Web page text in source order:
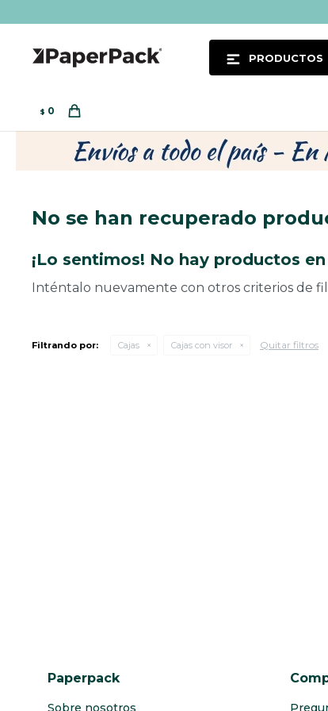
PRODUCTOS
$ 0
No se han recuperado
¡Lo sentimos! No hay productos
Inténtalo nuevamente con otros criterios de
Filtrando por: Cajas Cajas con visor Quitar filtros
Paperpack
Sobre nosotros